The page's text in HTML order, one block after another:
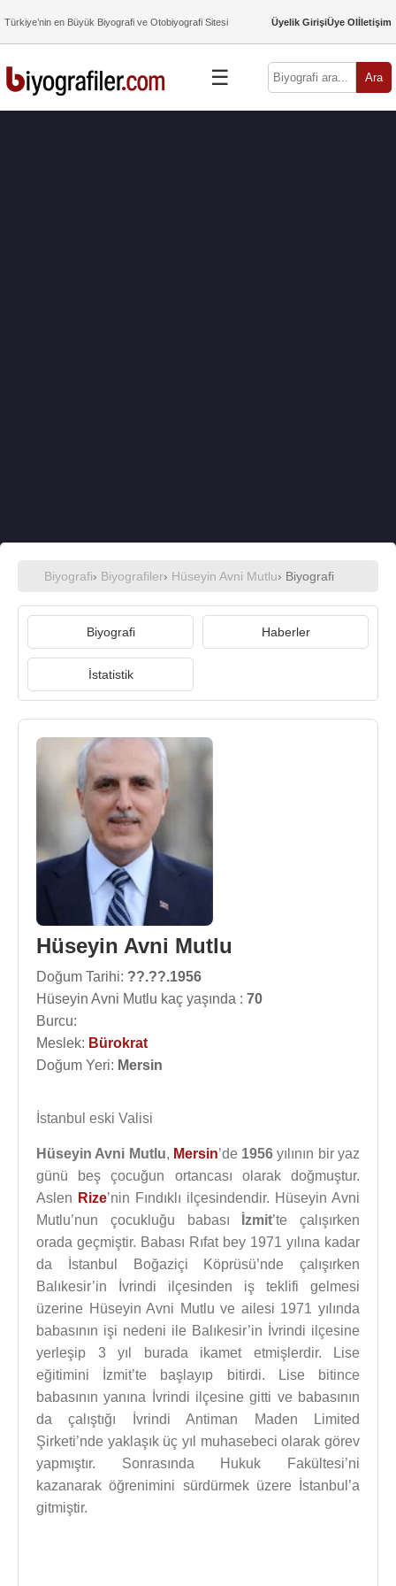
Türkiye’nin en Büyük Biyografi ve Otobiyografi Sitesi Üyelik GirişiÜye Olİletişim
☰ Ara
Biyografi› Biyografiler› Hüseyin Avni Mutlu› Biyografi
Biyografi Haberler
İstatistik
Hüseyin Avni Mutlu
Doğum Tarihi: ??.??.1956
Hüseyin Avni Mutlu kaç yaşında : 70
Burcu:
Meslek: Bürokrat
Doğum Yeri: Mersin
İstanbul eski Valisi
Hüseyin Avni Mutlu, Mersin’de 1956 yılının bir yaz
günü beş çocuğun ortancası olarak doğmuştur.
Aslen Rize’nin Fındıklı ilçesindendir. Hüseyin Avni
Mutlu’nun çocukluğu babası
İzmit’te çalışırken
orada geçmiştir. Babası Rıfat bey 1971 yılına kadar
da İstanbul Boğaziçi Köprüsü’nde çalışırken
Balıkesir’in İvrindi ilçesinden iş teklifi gelmesi
üzerine Hüseyin Avni Mutlu ve ailesi 1971 yılında
babasının işi nedeni ile Balıkesir’in İvrindi ilçesine
yerleşip 3 yıl burada ikamet etmişlerdir. Lise
eğitimini İzmit’te başlayıp bitirdi. Lise bitince
babasının yanına İvrindi ilçesine gitti ve babasının
da çalıştığı İvrindi Antiman Maden Limited
Şirketi’nde yaklaşık üç yıl muhasebeci olarak görev
yapmıştır. Sonrasında Hukuk Fakültesi’ni
kazanarak öğrenimini sürdürmek üzere İstanbul’a
gitmiştir.